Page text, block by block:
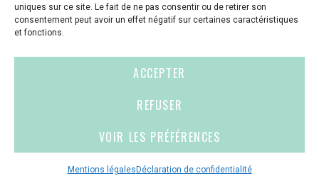
uniques sur ce site. Le fait de ne pas consentir ou de retirer son
consentement peut avoir un effet négatif sur certaines caractéristiques
et fonctions.
ACCEPTER
REFUSER
VOIR LES PRÉFÉRENCES
Mentions légales Déclaration de confidentialité
01 87 20 30 90
violences-sexuelles-culture@audiens.org
presse
légales